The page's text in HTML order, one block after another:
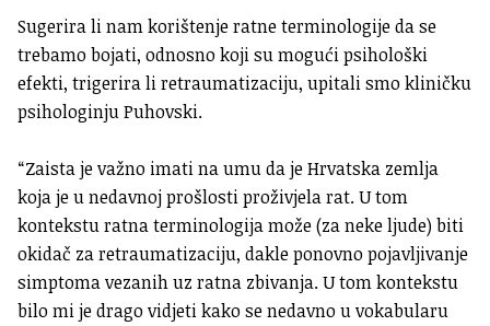
Sugerira li nam korištenje ratne terminologije da se
trebamo bojati, odnosno koji su mogući psihološki
efekti, trigerira li retraumatizaciju, upitali smo kliničku
psihologinju Puhovski.
“Zaista je važno imati na umu da je Hrvatska zemlja
koja je u nedavnoj prošlosti proživjela rat. U tom
kontekstu ratna terminologija može (za neke ljude) biti
okidač za retraumatizaciju, dakle ponovno pojavljivanje
simptoma vezanih uz ratna zbivanja. U tom kontekstu
bilo mi je drago vidjeti kako se nedavno u vokabularu